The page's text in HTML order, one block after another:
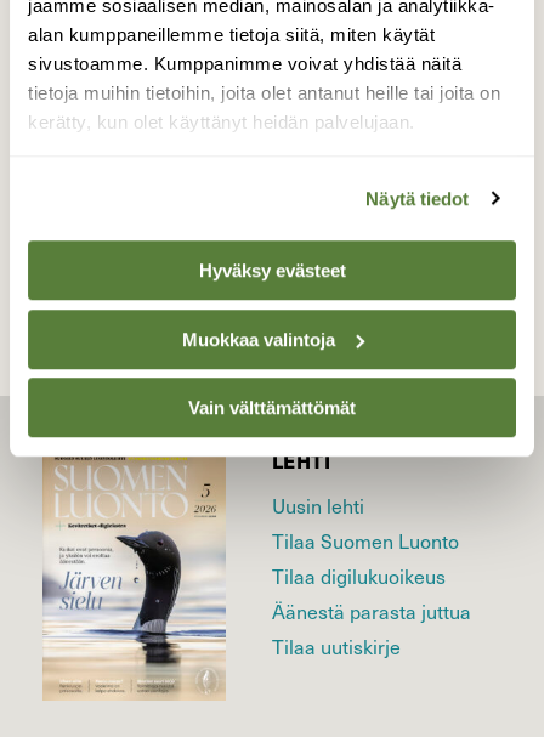
jaamme sosiaalisen median, mainosalan ja analytiikka-
alan kumppaneillemme tietoja siitä, miten käytät
sivustoamme. Kumppanimme voivat yhdistää näitä
tietoja muihin tietoihin, joita olet antanut heille tai joita on
kerätty, kun olet käyttänyt heidän palvelujaan.
Näytä tiedot
Hyväksy evästeet
Muokkaa valintoja
Vain välttämättömät
pisaroita näytti olevan joka neulasessa.
Kimallusta kuin linnan juhlissa.
Valokuvaaja: Marja-Liisa Paavola, Rauman Lappi,
Ruona 6.12.2014
LEHTI
Uusin lehti
Tilaa Suomen Luonto
Tilaa digilukuoikeus
Äänestä parasta juttua
Tilaa uutiskirje